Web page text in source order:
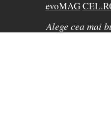
evoMAG
Alege cea mai